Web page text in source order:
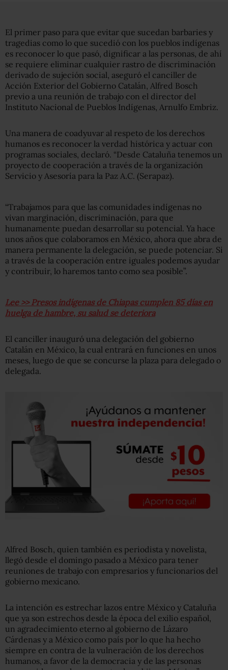
El primer paso para que evitar que sucedan barbaries y
tragedias como lo que sucedió con los pueblos indígenas
es reconocer lo que pasó, dignificar a las personas, de ahí
se requiere eliminar cualquier rastro de discriminación
derivado de sujeción social, aseguró el canciller de
Acción Exterior del Gobierno Catalán, Alfred Bosch
previo a una reunión de trabajo con el director del
Instituto Nacional de Pueblos Indígenas, Arnulfo Embriz.
Una manera de coadyuvar al respeto de los derechos
humanos es reconocer la verdad histórica y actuar con
programas sociales, declaró. “Desde Cataluña tenemos un
proyecto de cooperación a través de la organización
Servicio y Asesoría para la Paz A.C. (Serapaz).
“Trabajamos para que las comunidades indígenas no
vivan marginación, discriminación, para que
humanamente puedan desarrollar su potencial. Ya hace
unos años que colaboramos en México, ahora que abra de
manera permanente la delegación, se puede potenciar. Si
a través de la cooperación entre iguales podemos ayudar
y contribuir, lo haremos tanto como sea posible”.
Lee >> Presos indígenas de Chiapas cumplen 85 días en
huelga de hambre, su salud se deteriora
El canciller inauguró una delegación del gobierno
Catalán en México, la cual entrará en funciones en unos
meses, luego de que se concurse la plaza para delegado o
delegada.
Alfred Bosch, quien también es periodista y novelista,
llegó desde el domingo pasado a México para tener
reuniones de trabajo con empresarios y funcionarios del
gobierno mexicano.
La intención es estrechar lazos entre México y Cataluña
que ya son estrechos desde la época del exilio español,
un agradecimiento eterno al gobierno de Lázaro
Cárdenas y a México como país por lo que ha hecho
siempre en contra de la vulneración de los derechos
humanos, a favor de la democracia y de las personas